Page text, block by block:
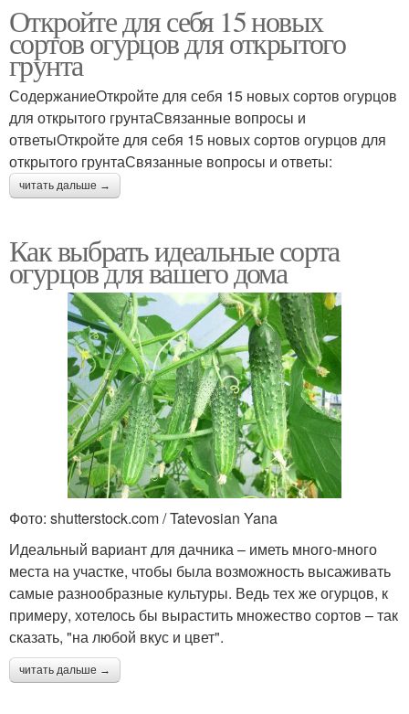
Откройте для себя 15 новых
сортов огурцов для открытого
грунта
СодержаниеОткройте для себя 15 новых сортов огурцов
для открытого грунтаСвязанные вопросы и
ответыОткройте для себя 15 новых сортов огурцов для
открытого грунтаСвязанные вопросы и ответы:
читать дальше →
Как выбрать идеальные сорта
огурцов для вашего дома
Фото: shutterstock.com / Tatevosian Yana
Идеальный вариант для дачника – иметь много-много
места на участке, чтобы была возможность высаживать
самые разнообразные культуры. Ведь тех же огурцов, к
примеру, хотелось бы вырастить множество сортов – так
сказать, "на любой вкус и цвет".
читать дальше →